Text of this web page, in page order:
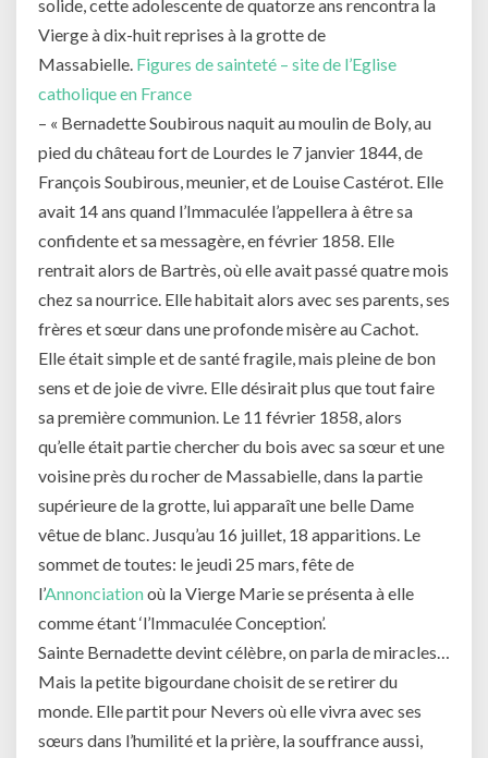
solide, cette adolescente de quatorze ans rencontra la
Vierge à dix-huit reprises à la grotte de
Massabielle. Figures de sainteté – site de l’Eglise
catholique en France
– « Bernadette Soubirous naquit au moulin de Boly, au
pied du château fort de Lourdes le 7 janvier 1844, de
François Soubirous, meunier, et de Louise Castérot. Elle
avait 14 ans quand l’Immaculée l’appellera à être sa
confidente et sa messagère, en février 1858. Elle
rentrait alors de Bartrès, où elle avait passé quatre mois
chez sa nourrice. Elle habitait alors avec ses parents, ses
frères et sœur dans une profonde misère au Cachot.
Elle était simple et de santé fragile, mais pleine de bon
sens et de joie de vivre. Elle désirait plus que tout faire
sa première communion. Le 11 février 1858, alors
qu’elle était partie chercher du bois avec sa sœur et une
voisine près du rocher de Massabielle, dans la partie
supérieure de la grotte, lui apparaît une belle Dame
vêtue de blanc. Jusqu’au 16 juillet, 18 apparitions. Le
sommet de toutes: le jeudi 25 mars, fête de
l’Annonciationoù la Vierge Marie se présenta à elle
comme étant ‘l’Immaculée Conception’.
Sainte Bernadette devint célèbre, on parla de miracles…
Mais la petite bigourdane choisit de se retirer du
monde. Elle partit pour Nevers où elle vivra avec ses
sœurs dans l’humilité et la prière, la souffrance aussi,